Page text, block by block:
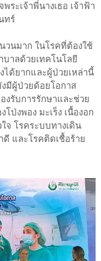
ระเจ้าพี่นางเธอ เจ้าฟ้า
ทร์
วนมาก ในโรคที่ต้องใช้
บาลด้วยเทคโนโลยี
ด้ยากและผู้ป่วยเหล่านี้
มีผู้ป่วยด้อยโอกาส
งรับการรักษาและช่วย
ป่งพอง มะเร็ง เนื้องอก
จ โรคระบบทางเดิน
ดี และโรคติดเชื้อร้าย